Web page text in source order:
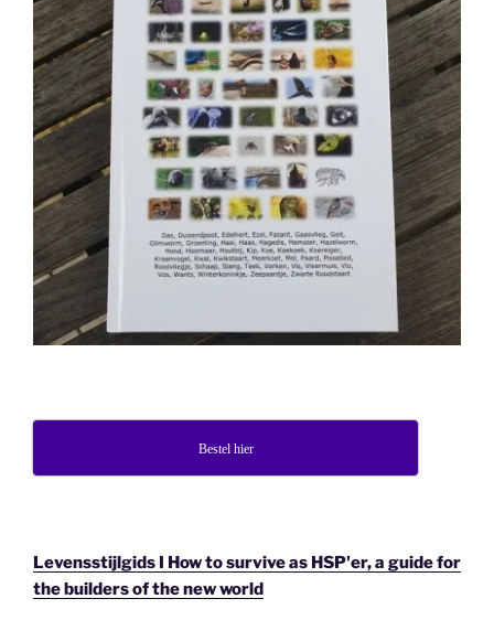
Bestel hier
Levensstijlgids I How to survive as HSP'er, a guide for
the builders of the new world